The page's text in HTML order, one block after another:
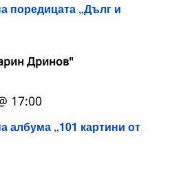
поредицата „Дълг и
Дринов"
албума „101 картини от
17:00